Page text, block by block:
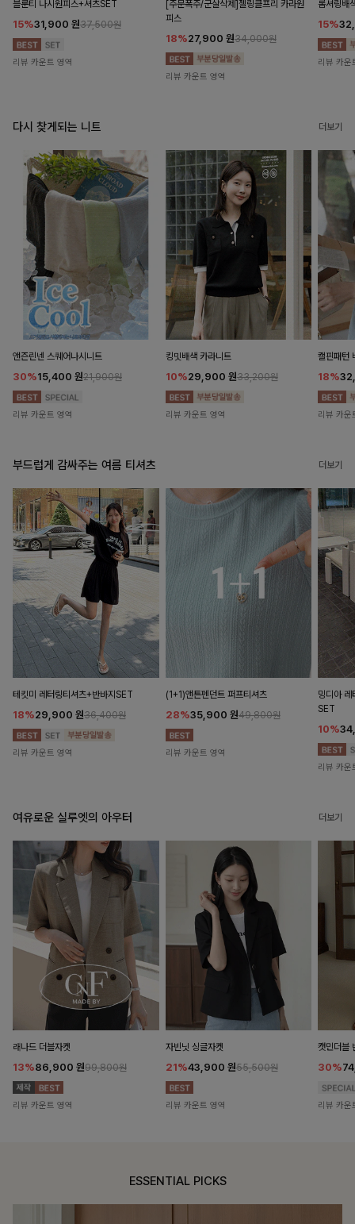
블룬티 나시원피스+셔츠SET
15%31,900 원37,500원
리뷰 카운트 영역
[주문폭주/군살삭제]젤링클프리 카라원
피스
18%27,900 원34,000원
리뷰 카운트 영역
롬셔링배
15%
리뷰 카운
다시 찾게되는 니트 더보기
앤즌린넨 스퀘어나시니트
30%15,400 원21,900원
리뷰 카운트 영역
킹밋배색 카라니트
10%29,900 원33,200원
리뷰 카운트 영역
캘핀패턴
18%
리뷰 카운
부드럽게 감싸주는 여름 티셔츠 더보기
테킷미 레터링티셔츠+반바지SET
18%29,900 원36,400원
리뷰 카운트 영역
(1+1)앤튼펜던트 퍼프티셔츠
28%35,900 원49,800원
리뷰 카운트 영역
밍디아 레
SET
10%
리뷰 카운
여유로운 실루엣의 아우터 더보기
래나드 더블자켓
13%86,900 원99,800원
리뷰 카운트 영역
자빈닛 싱글자켓
21%43,900 원55,500원
리뷰 카운트 영역
캣민더블
30%
리뷰 카운
ESSENTIAL PICKS